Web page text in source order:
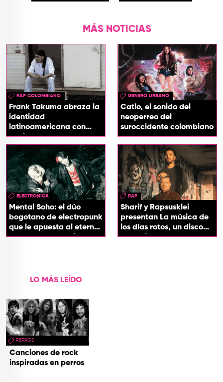
MÁS NOTICIAS
RAP COLOMBIANO
Frank Takuma abraza la
identidad
latinoamericana con
'InDios'
GÉNERO URBANO
Catlo, el sonido del
neoperreo del
suroccidente colombiano
ELECTRONICA
Mental Soho: el dúo
bogotano de electropunk
que le apuesta al eterno
presente con su álbum
RAP
Sharif y Rapsusklei
presentan La música de
los días rotos, un disco
que salda una promesa
LO MÁS LEÍDO
PERROS
Canciones de rock
inspiradas en perros